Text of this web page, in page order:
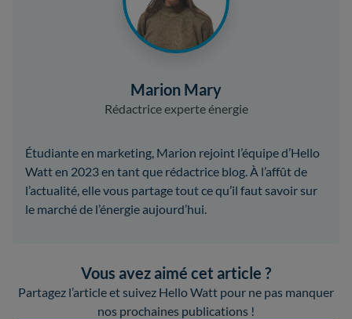
Marion Mary
Rédactrice experte énergie
Étudiante en marketing, Marion rejoint l’équipe d’Hello
Watt en 2023 en tant que rédactrice blog. À l’affût de
l’actualité, elle vous partage tout ce qu’il faut savoir sur
le marché de l’énergie aujourd’hui.
Vous avez aimé cet article ?
Partagez l’article et suivez Hello Watt pour ne pas manquer
nos prochaines publications !